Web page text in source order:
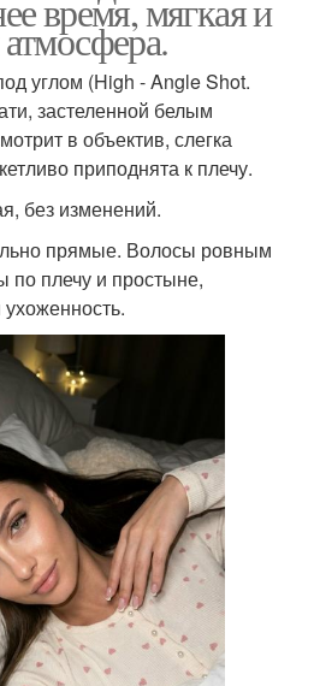
время, мягкая и
углом (High - Angle Shot.
застеленной белым
в объектив, слегка
приподнята к плечу.
без изменений.
прямые. Волосы ровным
по плечу и простыне,